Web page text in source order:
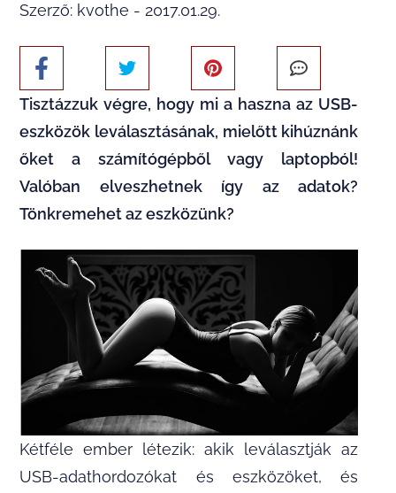
Szerző: kvothe - 2017.01.29.
Tisztázzuk végre, hogy mi a haszna az USB-
eszközök leválasztásának, mielőtt kihúznánk
őket a számítógépből vagy laptopból!
Valóban elveszhetnek így az adatok?
Tönkremehet az eszközünk?
Kétféle ember létezik: akik leválasztják az
USB-adathordozókat és eszközöket, és